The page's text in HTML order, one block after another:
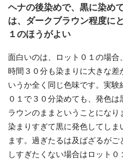
ヘナの後染めで、黒に染め
は、ダークブラウン程度に
１のほうがよい
面白いのは、ロット０１の場
時間３０分も染まりに大きな
いうか全く同じ色味です。実験
０１で３０分染めても、発色
ラウンのままということにな
染まりすぎて黒に発色してし
ます。過ぎたるは及ばざるが
しすぎたくない場合はロット